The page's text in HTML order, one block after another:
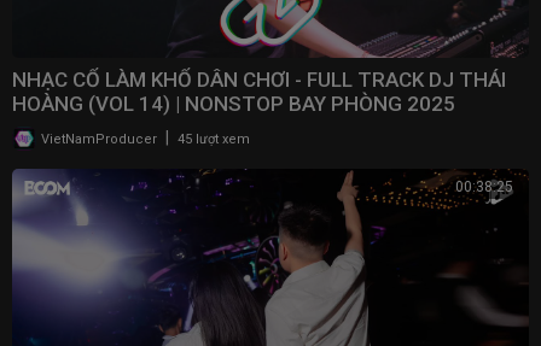
NHẠC CỔ LÀM KHỔ DÂN CHƠI - FULL TRACK DJ THÁI
HOÀNG (VOL 14) | NONSTOP BAY PHÒNG 2025
VietNamProducer 45 lượt xem
00:38:25